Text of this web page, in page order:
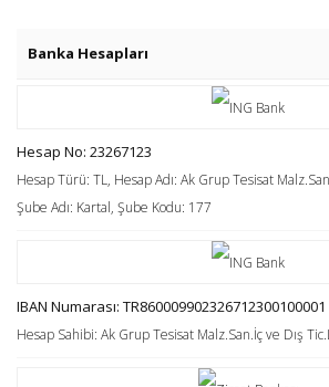
Banka Hesapları
Hesap No: 23267123
Hesap Türü: TL, Hesap Adı: Ak Grup Tesisat
Şube Adı: Kartal, Şube Kodu: 177
IBAN Numarası: TR860009902326712300100001
Hesap Sahibi: Ak Grup Tesisat Malz.San.İç ve Dış